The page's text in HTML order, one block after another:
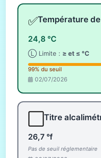
✅Température
24,8 °C
Ⓛ Limite : ≥ et ≤ °C
99% du seuil
02/07/2026
Titre
26,7 °f
Pas de seuil réglementaire